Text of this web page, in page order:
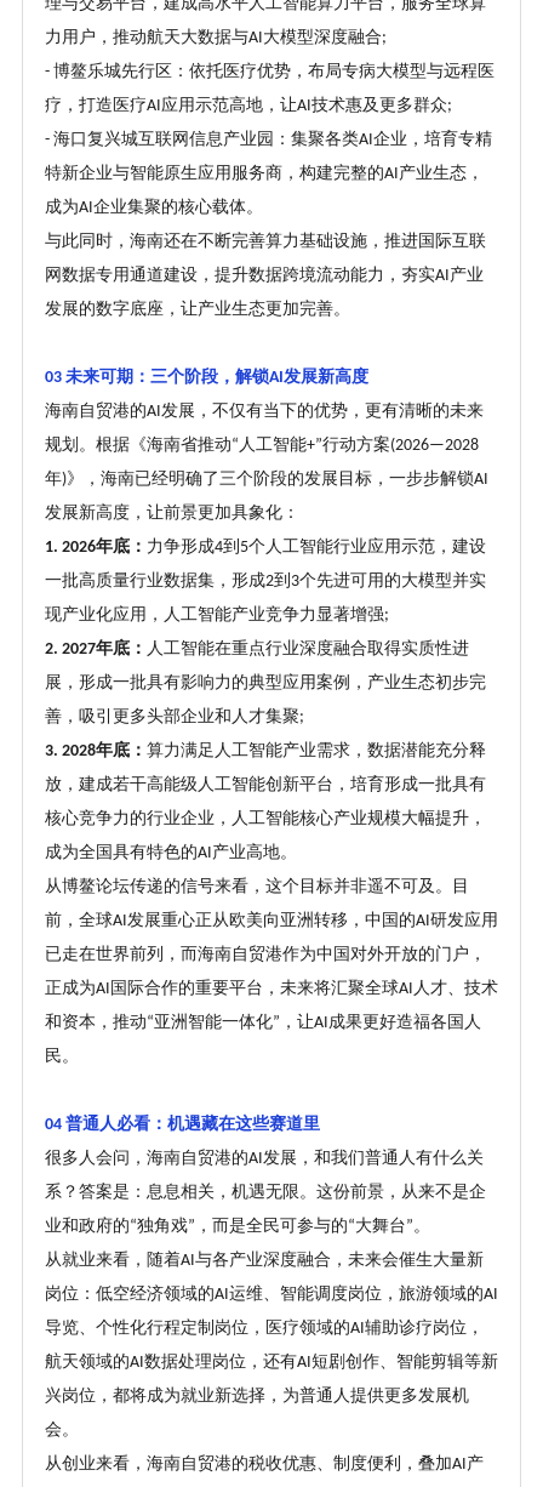
力用户，推动航天大数据与AI大模型深度融合;
- 博鳌乐城先行区：依托医疗优势，布局专病大模型与远程医
疗，打造医疗AI应用示范高地，让AI技术惠及更多群众;
- 海口复兴城互联网信息产业园：集聚各类AI企业，培育专精
特新企业与智能原生应用服务商，构建完整的AI产业生态，
成为AI企业集聚的核心载体。
与此同时，海南还在不断完善算力基础设施，推进国际互联
网数据专用通道建设，提升数据跨境流动能力，夯实AI产业
发展的数字底座，让产业生态更加完善。
03 未来可期：三个阶段，解锁AI发展新高度
海南自贸港的AI发展，不仅有当下的优势，更有清晰的未来
规划。根据《海南省推动“ 人工智能+”行动方案(2026—2028
年)》，海南已经明确了三个阶段的发展目标，一步步解锁AI
发展新高度，让前景更加具象化：
1. 2026年底： 力争形成4到 5个人工智能行业应用示范，建设
一批高质量行业数据集，形成2到 3个先进可用的大模型并实
现产业化应用，人工智能产业竞争力显著增强;
2. 2027年底： 人工智能在重点行业深度融合取得实质性进
展，形成一批具有影响力的典型应用案例，产业生态初步完
善，吸引更多头部企业和人才集聚;
3. 2028年底： 算力满足人工智能产业需求，数据潜能充分释
放，建成若干高能级人工智能创新平台，培育形成一批具有
核心竞争力的行业企业，人工智能核心产业规模大幅提升，
成为全国具有特色的AI产业高地。
从博鳌论坛传递的信号来看，这个目标并非遥不可及。目
前，全球AI发展重心正从欧美向亚洲转移，中国的AI研发应用
已走在世界前列，而海南自贸港作为中国对外开放的门户，
正成为AI 国际合作的重要平台，未来将汇聚全球AI 人才、技术
和资本，推动“亚洲智能一体化” ，让AI成果更好造福各国人
民。
04 普通人必看：机遇藏在这些赛道里
很多人会问，海南自贸港的AI发展，和我们普通人有什么关
系？ 答案是：息息相关，机遇无限。这份前景，从来不是企
业和政府的“独角戏” ，而是全民可参与的“大舞台”。
从就业来看，随着AI与各产业深度融合，未来会催生大量新
岗位：低空经济领域的AI运维、智能调度岗位，旅游领域的AI
导览、个性化行程定制岗位，医疗领域的AI辅助诊疗岗位，
航天领域的AI数据处理岗位，还有AI短剧创作、智能剪辑等新
兴岗位，都将成为就业新选择，为普通人提供更多发展机
会。
从创业来看，海南自贸港的税收优惠、制度便利，叠加AI产